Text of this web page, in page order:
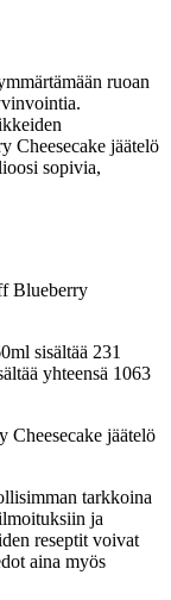
ruoan
Cheesecake jäätelö
sopivia,
Blueberry
sisältää 231
yhteensä 1063
jäätelö
tarkkoina
ja
reseptit voivat
aina myös